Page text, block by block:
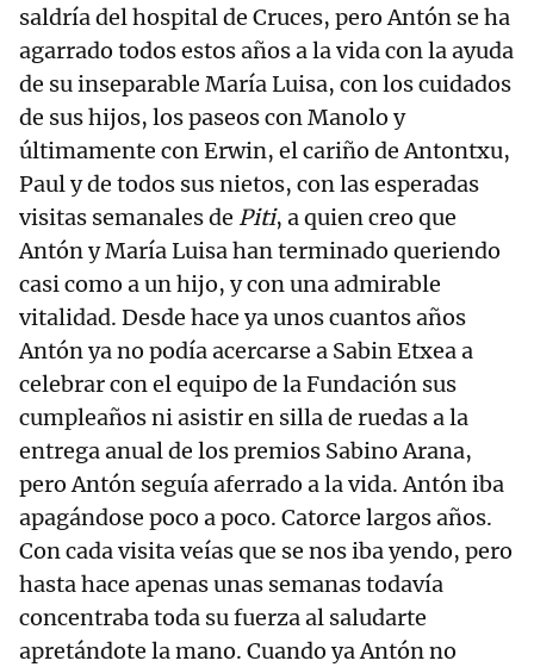
saldría del hospital de Cruces, pero Antón se ha
agarrado todos estos años a la vida con la ayuda
de su inseparable María Luisa, con los cuidados
de sus hijos, los paseos con Manolo y
últimamente con Erwin, el cariño de Antontxu,
Paul y de todos sus nietos, con las esperadas
visitas semanales de Piti, a quien creo que
Antón y María Luisa han terminado queriendo
casi como a un hijo, y con una admirable
vitalidad. Desde hace ya unos cuantos años
Antón ya no podía acercarse a Sabin Etxea a
celebrar con el equipo de la Fundación sus
cumpleaños ni asistir en silla de ruedas a la
entrega anual de los premios Sabino Arana,
pero Antón seguía aferrado a la vida. Antón iba
apagándose poco a poco. Catorce largos años.
Con cada visita veías que se nos iba yendo, pero
hasta hace apenas unas semanas todavía
concentraba toda su fuerza al saludarte
apretándote la mano. Cuando ya Antón no